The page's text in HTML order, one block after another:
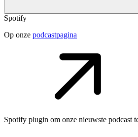
Spotify
Op onze podcastpagina
Spotify plugin om onze nieuwste podcast